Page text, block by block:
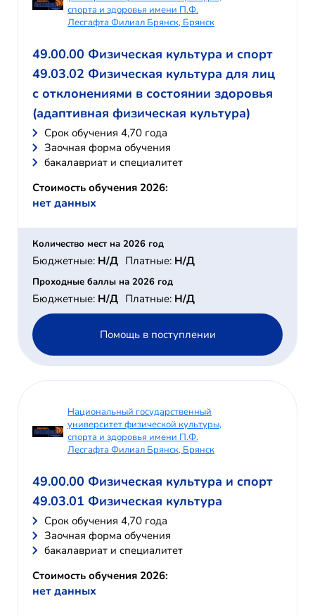
спорта и здоровья имени П.Ф.
Лесгафта Филиал Брянск, Брянск
49.00.00 Физическая культура и спорт
49.03.02 Физическая культура для лиц
с отклонениями в состоянии здоровья
(адаптивная физическая культура)
Cрок обучения 4,70 года
Заочная форма обучения
бакалавриат и специалитет
Стоимость обучения 2026:
нет данных
Количество мест на 2026 год
Бюджетные: Н/Д Платные: Н/Д
Проходные баллы на 2026 год
Бюджетные: Н/Д Платные: Н/Д
Помощь в поступлении
Национальный государственный
университет физической культуры,
спорта и здоровья имени П.Ф.
Лесгафта Филиал Брянск, Брянск
49.00.00 Физическая культура и спорт
49.03.01 Физическая культура
Cрок обучения 4,70 года
Заочная форма обучения
бакалавриат и специалитет
Стоимость обучения 2026:
нет данных